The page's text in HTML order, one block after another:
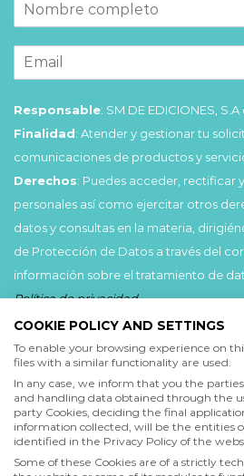
Responsable: SM DE EDICIONES, S.A
Finalidad: Atender y gestionar tu
comunicaciones de productos y
Derechos: Puedes acceder, rectificar
personales así como ejercitar otros
datos y consultas en la materia,
de Protección de Datos a través del
información sobre el tratamiento de
Política de privacidad.
He leído y acepto lasCondiciones de uso
Política de privacidad
Acepto
Deseo recibir comunicaciones
COOKIE POLICY AND SETTINGS
To enable your browsing experience on
files with a similar functionality are used.
In any case, we inform that you the
and handling data obtained through the
party Cookies, deciding the final
information collected, will be the entities
identified in the Privacy Policy of the
Some of these Cookies are of a strictly